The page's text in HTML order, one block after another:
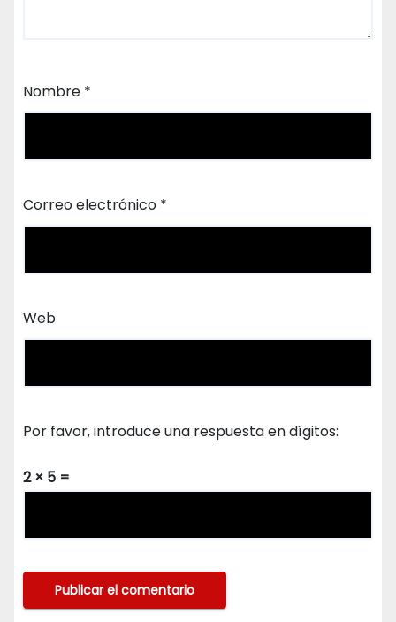
Nombre *
Correo electrónico *
Web
Por favor, introduce una respuesta en dígitos:
2 × 5 =